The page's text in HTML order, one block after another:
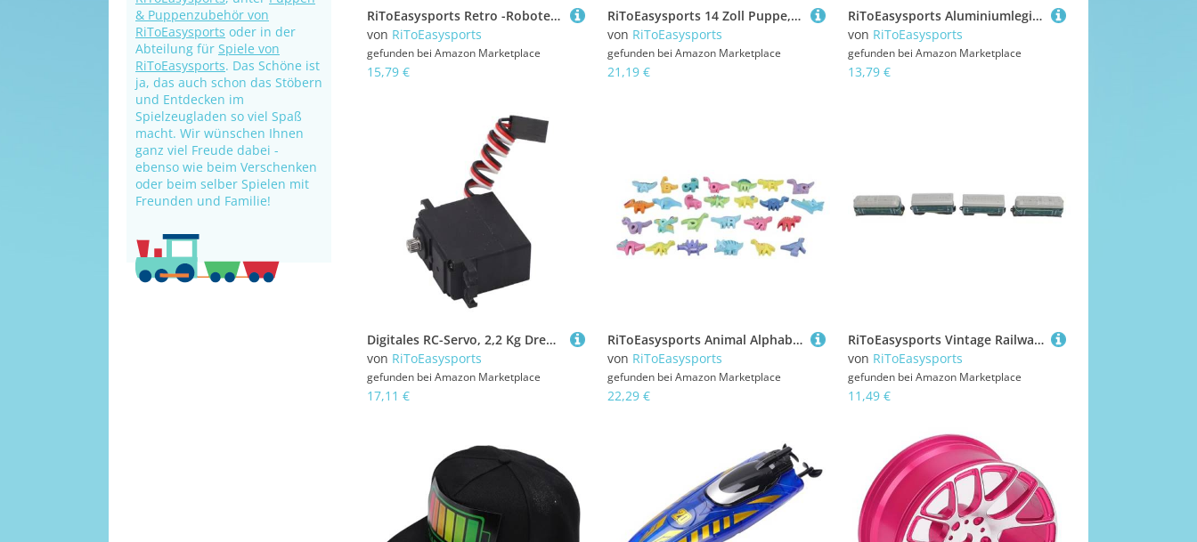
& Puppenzubehör von
RiToEasysports oder in der
Abteilung für Spiele von
RiToEasysports. Das Schöne ist
ja, das auch schon das Stöbern
und Entdecken im
Spielzeugladen so viel Spaß
macht. Wir wünschen Ihnen
ganz viel Freude dabei -
ebenso wie beim Verschenken
oder beim selber Spielen mit
Freunden und Familie!
RiToEasysports Retro -Roboterspielzeug, Einzigartiges Ornament für Wohnkultur, Vintage Collection -Stück mit Vintage Stil (ORANGE)
von RiToEasysports
gefunden bei Amazon Marketplace
15,79 €
RiToEasysports 14 Zoll Puppe, Stilvolle Outfits und Kreativitätsschub, Emotionaler Komfort und Kameradschaft, Multikulturelle Darstellung, Ideale Größe für die Portabilität, Schwarze Puppe mit
von RiToEasysports
gefunden bei Amazon Marketplace
21,19 €
RiToEasysports Aluminiumlegierung RC -Lenkbecher, 2pcs Ersatzteile Austausch für 4 TEC -Drift RC Auto 1/10 Lenkung, Verbesserung der Kontrolle und Drifting (Blue)
von RiToEasysports
gefunden bei Amazon Marketplace
13,79 €
Digitales RC-Servo, 2,2 Kg Drehmoment, Hohe Genauigkeit, Empfindliches Metallgetriebe-Servo für MJX 16207 16208 16209 1/16 RC-Car
von RiToEasysports
gefunden bei Amazon Marketplace
17,11 €
RiToEasysports Animal Alphabet -Puzzle, 3D -hölzerne Tierbriefe Lernspielzeug, Pädagogisches Vorschulspielzeug für 3,4,5,6,7,8 Homeschooling, Montessori Cognitive Skill Developer mit Lebendig
von RiToEasysports
gefunden bei Amazon Marketplace
22,29 €
RiToEasysports Vintage Railway Model Set, 1:60 Skala 4-teilige Legierung Back Railway Toy Pädagogik Wert Value Premium Legierung Gebäude Reibungsbewegung, Kompakte 3,3 "Größe für (Green)
von RiToEasysports
gefunden bei Amazon Marketplace
11,49 €